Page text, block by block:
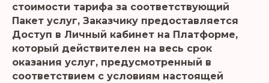
стоимости тарифа за соответствующий
Пакет услуг, Заказчику предоставляется
Доступ в Личный кабинет на Платформе,
который действителен на весь срок
оказания услуг, предусмотренный в
соответствием с условиям настоящей